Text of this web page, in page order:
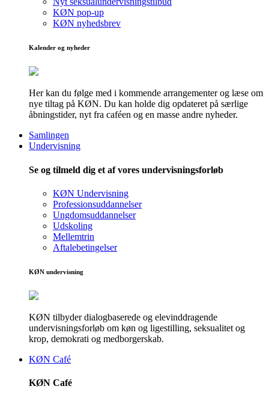
KØN pop-up
KØN nyhedsbrev
Kalender og nyheder
Her kan du følge med i kommende arrangementer og læse om
nye tiltag på KØN. Du kan holde dig opdateret på særlige
åbningstider, nyt fra caféen og en masse andre nyheder.
Samlingen
Undervisning
Se og tilmeld dig et af vores undervisningsforløb
KØN Undervisning
Professionsuddannelser
Ungdomsuddannelser
Udskoling
Mellemtrin
Aftalebetingelser
KØN undervisning
KØN tilbyder dialogbaserede og elevinddragende
undervisningsforløb om køn og ligestilling, seksualitet og
krop, demokrati og medborgerskab.
KØN Café
KØN Café